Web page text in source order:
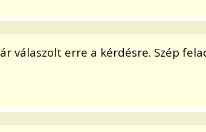
válaszolt erre a kérdésre. Szép